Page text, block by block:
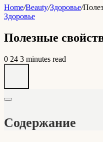
Home/Beauty/Здоровье/
Здоровье
Полезные
0 24 3 minutes read
Содержание